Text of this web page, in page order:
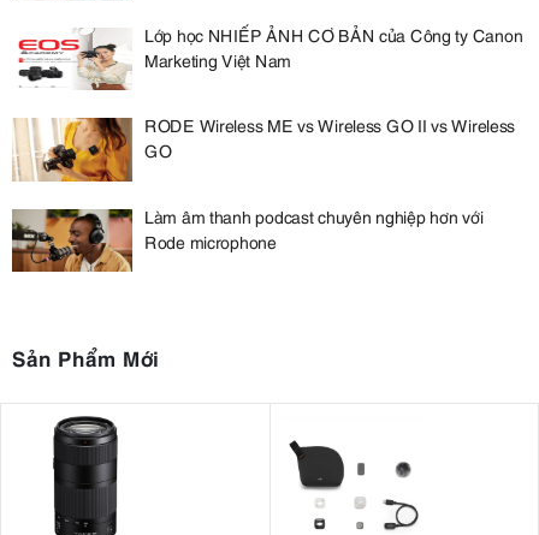
Lớp học NHIẾP ẢNH CƠ BẢN của Công ty Canon
Marketing Việt Nam
RODE Wireless ME vs Wireless GO II vs Wireless
GO
Làm âm thanh podcast chuyên nghiệp hơn với
Rode microphone
Sản Phẩm Mới